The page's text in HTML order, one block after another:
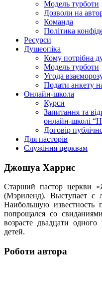
Модель турботи
Дозволи на
Команда
Політика
Ресурси
Душеопіка
Кому потрібна
Модель турботи
Угода
Подати анкету
Онлайн-школа
Курси
Запитання та
онлайн-школі
Договір
Для пасторів
Служіння церквам
Джошуа Харрис
Старший пастор церкви
(Мэриленд). Выступает с
Наибольшую известность
попрощался со
возрасте двадцати
детей.
Роботи автора